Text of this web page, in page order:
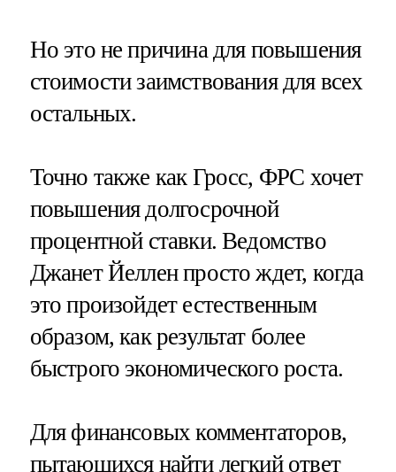
Но это не причина для повышения
стоимости заимствования для всех
остальных.
Точно также как Гросс, ФРС хочет
повышения долгосрочной
процентной ставки. Ведомство
Джанет Йеллен просто ждет, когда
это произойдет естественным
образом, как результат более
быстрого экономического роста.
Для финансовых комментаторов,
пытающихся найти легкий ответ